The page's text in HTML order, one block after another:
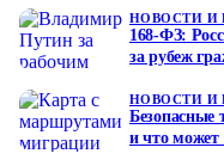
НОВОСТИ И
168-ФЗ:
за рубеж
НОВОСТИ И
Безопасные
и что